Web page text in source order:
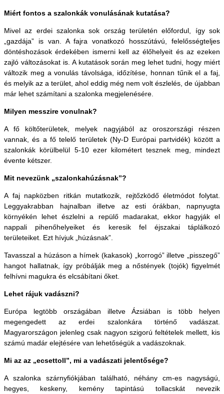
Miért fontos a szalonkák vonulásának kutatása?
Mivel az erdei szalonka sok ország területén előfordul, így sok
„gazdája” is van. A fajra vonatkozó hosszútávú, felelősségteljes
döntéshozások érdekében ismerni kell az élőhelyeit és az ezeken
zajló változásokat is. A kutatások során meg lehet tudni, hogy miért
változik meg a vonulás távolsága, időzítése, honnan tűnik el a faj,
és melyik az a terület, ahol eddig még nem volt észlelés, de újabban
már lehet számítani a szalonka megjelenésére.
Milyen messzire vonulnak?
A fő költőterületek, melyek nagyjából az oroszországi részen
vannak, és a fő telelő területek (Ny-D Európai partvidék) között a
szalonkák körülbelül 5-10 ezer kilométert tesznek meg, mindezt
évente kétszer.
Mit nevezünk „szalonkahúzásnak”?
A faj napközben ritkán mutatkozik, rejtőzködő életmódot folytat.
Leggyakrabban hajnalban illetve az esti órákban, napnyugta
környékén lehet észlelni a repülő madarakat, ekkor hagyják el
nappali pihenőhelyeiket és keresik fel éjszakai táplálkozó
területeiket. Ezt hívjuk „húzásnak”.
Tavasszal a húzáson a hímek (kakasok) „korrogó” illetve „pisszegő”
hangot hallatnak, így próbálják meg a nőstények (tojók) figyelmét
felhívni magukra és elcsábítani őket.
Lehet rájuk vadászni?
Európa legtöbb országában illetve Ázsiában is több helyen
megengedett az erdei szalonkára történő vadászat.
Magyarországon jelenleg csak nagyon szigorú feltételek mellett, kis
számú madár elejtésére van lehetőségük a vadászoknak.
Mi az az „ecsettoll”, mi a vadászati jelentősége?
A szalonka szárnyfiókjában található, néhány cm-es nagyságú,
hegyes, keskeny, kemény tapintású tollacskát nevezik